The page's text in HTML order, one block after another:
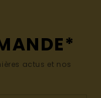
actus et nos